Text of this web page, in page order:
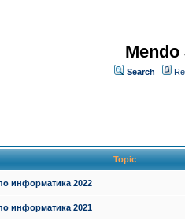
Search
Topic
информатика 2022
информатика 2021